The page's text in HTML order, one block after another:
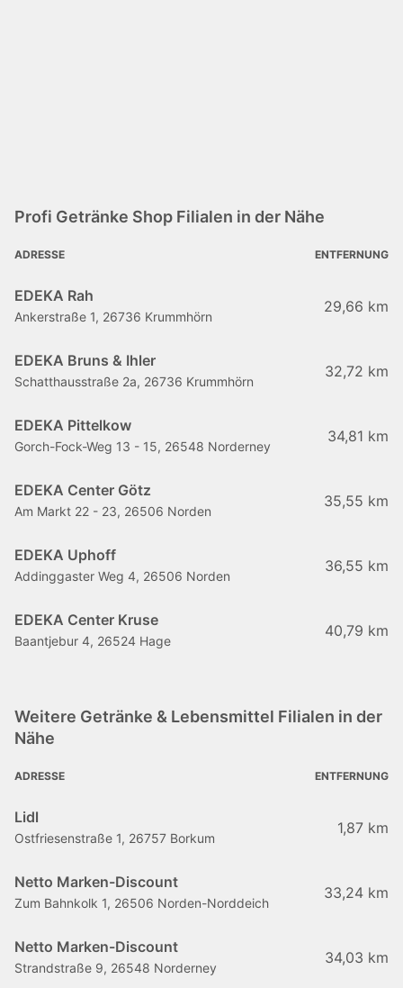
Profi Getränke Shop Filialen in der Nähe
ADRESSE ENTFERNUNG
EDEKA Rah
Ankerstraße 1, 26736 Krummhörn
29,66 km
EDEKA Bruns & Ihler
Schatthausstraße 2a, 26736 Krummhörn
32,72 km
EDEKA Pittelkow
Gorch-Fock-Weg 13 - 15, 26548 Norderney
34,81 km
EDEKA Center Götz
Am Markt 22 - 23, 26506 Norden
35,55 km
EDEKA Uphoff
Addinggaster Weg 4, 26506 Norden
36,55 km
EDEKA Center Kruse
Baantjebur 4, 26524 Hage
40,79 km
Weitere Getränke & Lebensmittel Filialen in der
Nähe
ADRESSE ENTFERNUNG
Lidl
Ostfriesenstraße 1, 26757 Borkum
1,87 km
Netto Marken-Discount
Zum Bahnkolk 1, 26506 Norden-Norddeich
33,24 km
Netto Marken-Discount
Strandstraße 9, 26548 Norderney
34,03 km